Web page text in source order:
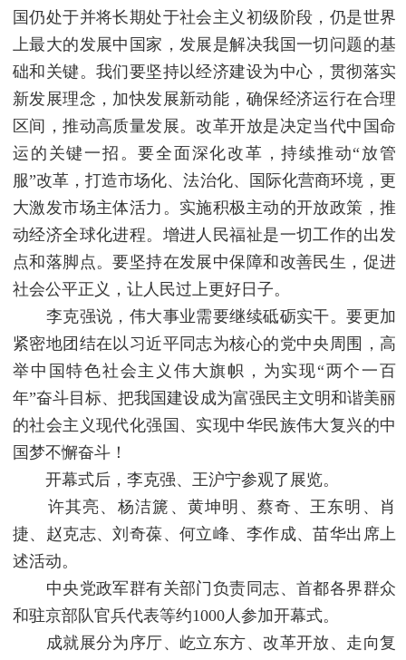
国仍处于并将长期处于社会主义初级阶段，仍是世界
上最大的发展中国家，发展是解决我国一切问题的基
础和关键。我们要坚持以经济建设为中心，贯彻落实
新发展理念，加快发展新动能，确保经济运行在合理
区间，推动高质量发展。改革开放是决定当代中国命
运的关键一招。要全面深化改革，持续推动“放管
服”改革，打造市场化、法治化、国际化营商环境，更
大激发市场主体活力。实施积极主动的开放政策，推
动经济全球化进程。增进人民福祉是一切工作的出发
点和落脚点。要坚持在发展中保障和改善民生，促进
社会公平正义，让人民过上更好日子。
李克强说，伟大事业需要继续砥砺实干。要更加
紧密地团结在以习近平同志为核心的党中央周围，高
举中国特色社会主义伟大旗帜，为实现“两个一百
年”奋斗目标、把我国建设成为富强民主文明和谐美丽
的社会主义现代化强国、实现中华民族伟大复兴的中
国梦不懈奋斗！
开幕式后，李克强、王沪宁参观了展览。
许其亮、杨洁篪、黄坤明、蔡奇、王东明、肖
捷、赵克志、刘奇葆、何立峰、李作成、苗华出席上
述活动。
中央党政军群有关部门负责同志、首都各界群众
和驻京部队官兵代表等约1000人参加开幕式。
成就展分为序厅、屹立东方、改革开放、走向复